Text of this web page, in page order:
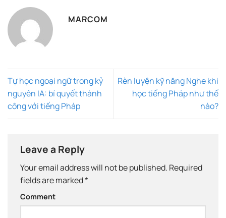
MARCOM
Tự học ngoại ngữ trong kỷ
nguyên IA: bí quyết thành
công với tiếng Pháp
Rèn luyện kỹ năng Nghe khi
học tiếng Pháp như thế
nào?
Leave a Reply
Your email address will not be published. Required
fields are marked*
Comment